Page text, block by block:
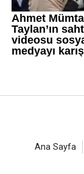
Ana Sayfa